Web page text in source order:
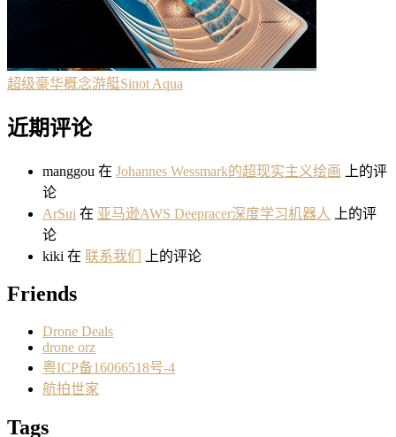
超级豪华概念游艇Sinot Aqua
近期评论
manggou 在 Johannes Wessmark的超现实主义绘画 上的评
论
ArSui 在 亚马逊AWS Deepracer深度学习机器人
上的评
论
kiki 在 联系我们 上的评论
Friends
Drone Deals
drone orz
粤ICP备16066518号-4
航拍世家
Tags